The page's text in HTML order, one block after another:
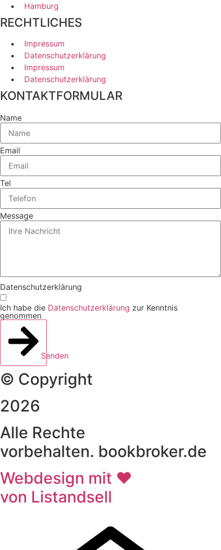
Hamburg
RECHTLICHES
Impressum
Datenschutzerklärung
Impressum
Datenschutzerklärung
KONTAKTFORMULAR
Name
Email
Tel
Message
Datenschutzerklärung
Ich habe die Datenschutzerklärung zur Kenntnis
genommen
Senden
© Copyright
2026
Alle Rechte
vorbehalten. bookbroker.de
Webdesign mit ♥
von Listandsell